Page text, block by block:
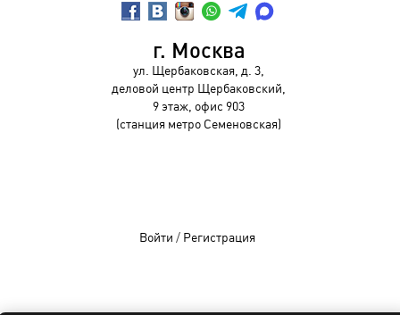
г. Москва
ул. Щербаковская, д. 3,
деловой центр Щербаковский,
9 этаж, офис 903
(станция метро Семеновская)
Войти / Регистрация